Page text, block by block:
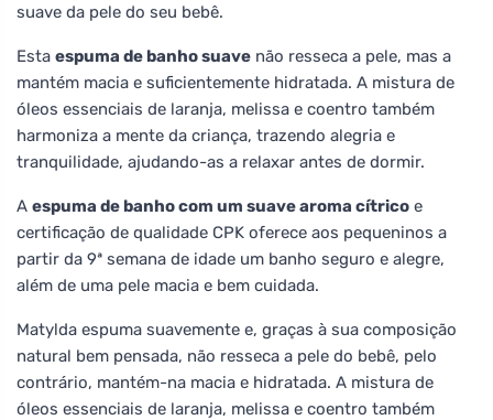
suave da pele do seu bebê.
Esta espuma de banho suave não resseca a pele, mas a
mantém macia e suficientemente hidratada. A mistura de
óleos essenciais de laranja, melissa e coentro também
harmoniza a mente da criança, trazendo alegria e
tranquilidade, ajudando-as a relaxar antes de dormir.
A espuma de banho com um suave aroma cítrico e
certificação de qualidade CPK oferece aos pequeninos a
partir da 9ª semana de idade um banho seguro e alegre,
além de uma pele macia e bem cuidada.
Matylda espuma suavemente e, graças à sua composição
natural bem pensada, não resseca a pele do bebê, pelo
contrário, mantém-na macia e hidratada. A mistura de
óleos essenciais de laranja, melissa e coentro também